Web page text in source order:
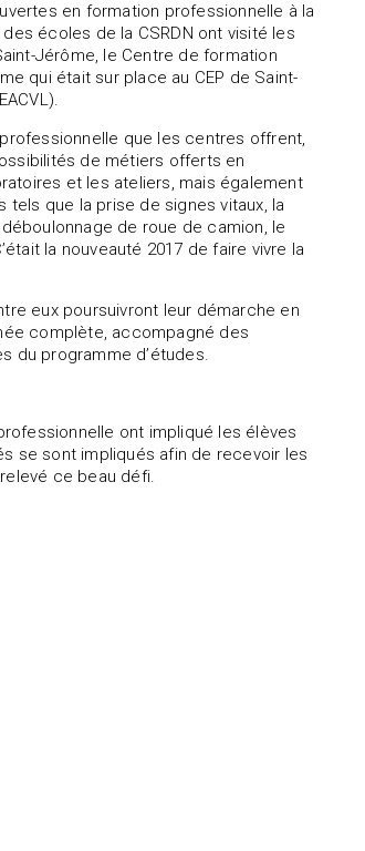
en formation professionnelle à la
écoles de la CSRDN ont visité les
Jérôme, le Centre de formation
qui était sur place au CEP de Saint-
que les centres offrent,
de métiers offerts en
et les ateliers, mais également
que la prise de signes vitaux, la
de roue de camion, le
la nouveauté 2017 de faire vivre la
eux poursuivront leur démarche en
complète, accompagné des
du programme d’études.
ont impliqué les élèves
se sont impliqués afin de recevoir les
ce beau défi.